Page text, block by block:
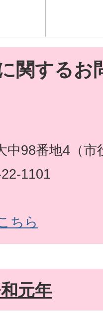
関するお
中98番地4（市
1101
ちら
元年